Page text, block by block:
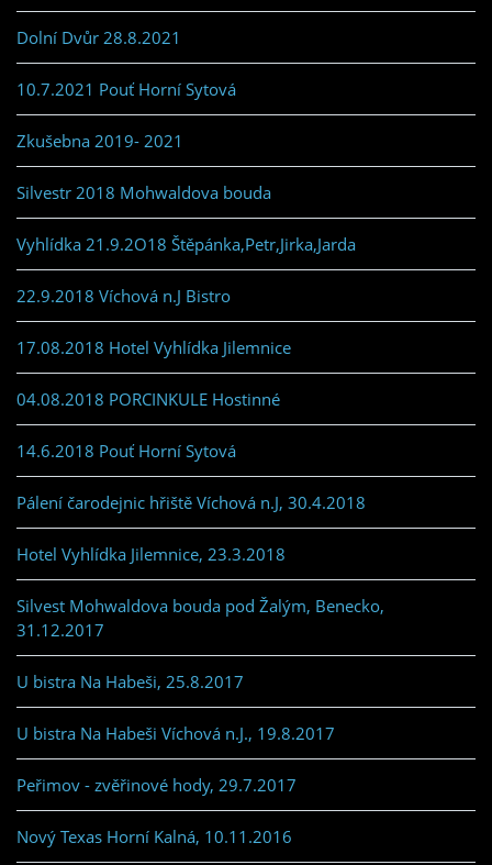
Dolní Dvůr 28.8.2021
10.7.2021 Pouť Horní Sytová
Zkušebna 2019- 2021
Silvestr 2018 Mohwaldova bouda
Vyhlídka 21.9.2O18 Štěpánka,Petr,Jirka,Jarda
22.9.2018 Víchová n.J Bistro
17.08.2018 Hotel Vyhlídka Jilemnice
04.08.2018 PORCINKULE Hostinné
14.6.2018 Pouť Horní Sytová
Pálení čarodejnic hřiště Víchová n.J, 30.4.2018
Hotel Vyhlídka Jilemnice, 23.3.2018
Silvest Mohwaldova bouda pod Žalým, Benecko,
31.12.2017
U bistra Na Habeši, 25.8.2017
U bistra Na Habeši Víchová n.J., 19.8.2017
Peřimov - zvěřinové hody, 29.7.2017
Nový Texas Horní Kalná, 10.11.2016